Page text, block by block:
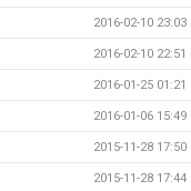
2016-02-10 23:03
2016-02-10 22:51
2016-01-25 01:21
2016-01-06 15:49
2015-11-28 17:50
2015-11-28 17:44